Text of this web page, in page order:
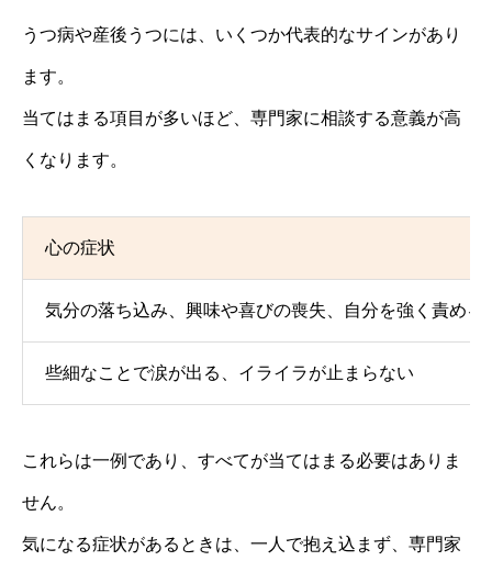
うつ病や産後うつには、いくつか代表的なサインがあり
ます。
当てはまる項目が多いほど、専門家に相談する意義が高
くなります。
心の症状
気分の落ち込み、興味や喜びの喪失、自分を強く責める
些細なことで涙が出る、イライラが止まらない
これらは一例であり、すべてが当てはまる必要はありま
せん。
気になる症状があるときは、一人で抱え込まず、専門家